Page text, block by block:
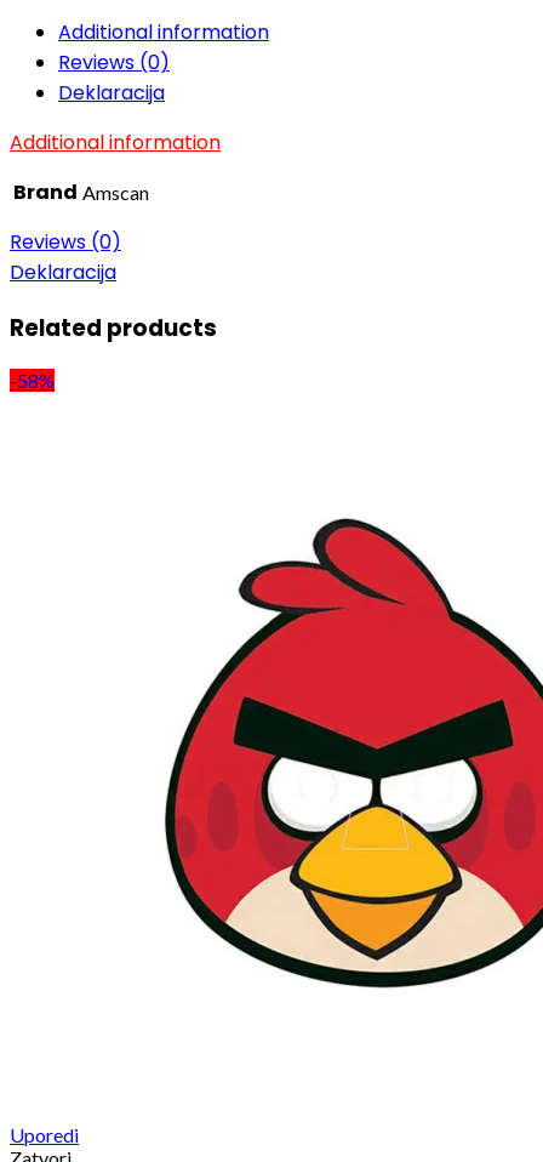
Additional information
Reviews (0)
Deklaracija
Additional information
Brand Amscan
Reviews (0)
Deklaracija
Related products
-58%
Uporedi